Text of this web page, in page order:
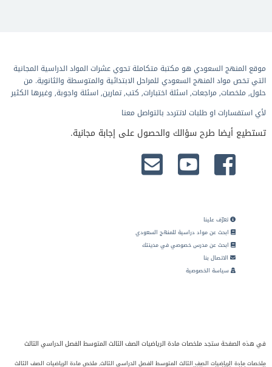
موقع المنهج السعودي هو مكتبة متكاملة تحوي عشرات المواد الدراسية المجانية
التي تخص مواد المنهج السعودي للمراحل الابتدائية والمتوسطة والثانوية. من
حلول, ملخصات, مراجعات, اسئلة اختبارات, كتب, تمارين, اسئلة واجوبة, وغيرها الكثير
لأي استفسارات او طلبات لاتتردد بالتواصل معنا
تستطيع أيضا طرح سؤالك والحصول على إجابة مجانية.
تعرّف علينا
ابحث عن مواد دراسية للمنهج السعودي
ابحث عن مدرس خصوصي في مدينتك
الاتصال بنا
سياسة الخصوصية
في هذه الصفحة ستجد ملخصات مادة الرياضيات الصف الثالث المتوسط الفصل الدراسي الثالث
ملخصات مادة الرياضيات الصف الثالث المتوسط الفصل الدراسي الثالث, ملخص مادة الرياضيات الصف الثالث